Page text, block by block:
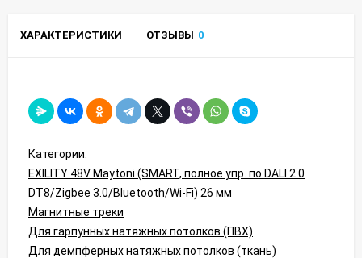
ХАРАКТЕРИСТИКИ ОТЗЫВЫ 0
Категории:
EXILITY 48V Maytoni (SMART, полное упр. по DALI 2.0
DT8/Zigbee 3.0/Bluetooth/Wi-Fi) 26 мм
Магнитные треки
Для гарпунных натяжных потолков (ПВХ)
Для демпферных натяжных потолков (ткань)